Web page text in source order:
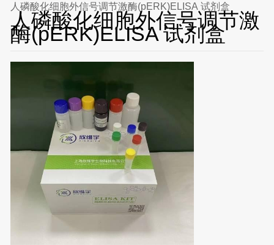
人磷酸化细胞外信号调节激酶(pERK)ELISA 试剂盒
人磷酸化细胞外信号调节激
酶(pERK)ELISA 试剂盒